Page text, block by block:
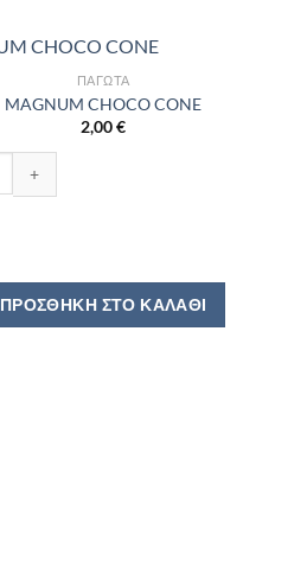
ΠΑΓΩΤΆ
MAGNUM CHOCO CONE
2,00€
ΠΡΟΣΘΉΚΗ ΣΤΟ ΚΑΛΆΘΙ